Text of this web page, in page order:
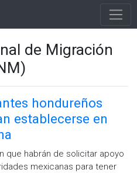
de Migración
hondureños
establecerse en
que habrán de solicitar apoyo
mexicanas para tener